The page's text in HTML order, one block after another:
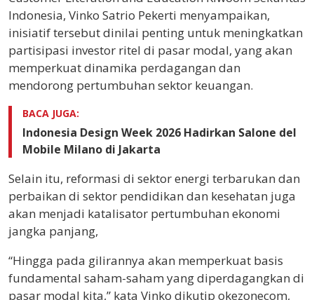
Indonesia, Vinko Satrio Pekerti menyampaikan,
inisiatif tersebut dinilai penting untuk meningkatkan
partisipasi investor ritel di pasar modal, yang akan
memperkuat dinamika perdagangan dan
mendorong pertumbuhan sektor keuangan.
BACA JUGA:
Indonesia Design Week 2026 Hadirkan Salone del
Mobile Milano di Jakarta
Selain itu, reformasi di sektor energi terbarukan dan
perbaikan di sektor pendidikan dan kesehatan juga
akan menjadi katalisator pertumbuhan ekonomi
jangka panjang,
“Hingga pada gilirannya akan memperkuat basis
fundamental saham-saham yang diperdagangkan di
pasar modal kita,” kata Vinko dikutip okezonecom,